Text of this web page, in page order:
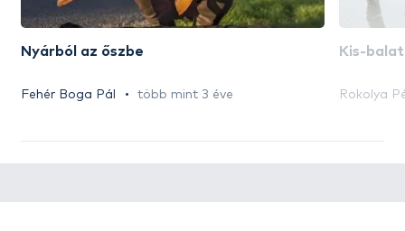
Nyárból az őszbe
Fehér Boga Pál több mint 3 éve
Kis-
Rokolya